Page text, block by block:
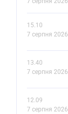
15.10
7 серпня 2026
13.40
7 серпня 2026
12.09
7 серпня 2026